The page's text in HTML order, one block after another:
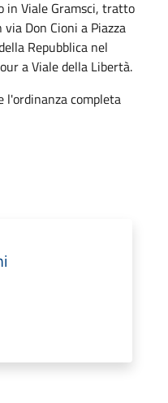
Viale Gramsci, tratto
Don Cioni a Piazza
Repubblica nel
a Viale della Libertà.
l'ordinanza completa